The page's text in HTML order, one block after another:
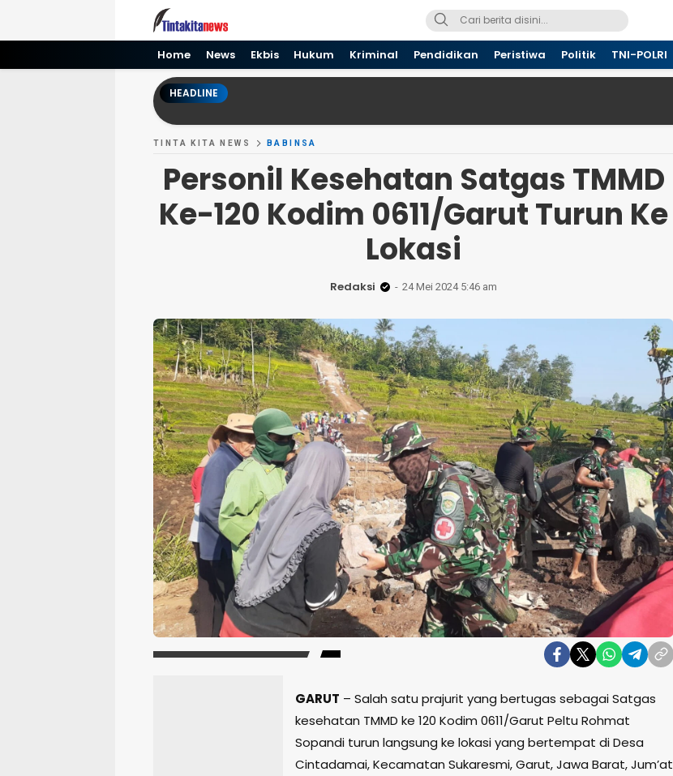
Tinta kita News
Informasi Terkini
Home News Ekbis Hukum Kriminal Pendidikan Peristiwa Politik TNI-POLRI
HEADLINE
TINTA KITA NEWS BABINSA
Personil Kesehatan Satgas TMMD
Ke-120 Kodim 0611/Garut Turun Ke
Lokasi
Redaksi 24 Mei 2024 5:46 am
GARUT – Salah satu prajurit yang bertugas sebagai Satgas
kesehatan TMMD ke 120 Kodim 0611/Garut Peltu Rohmat
Sopandi turun langsung ke lokasi yang bertempat di Desa
Cintadamai, Kecamatan Sukaresmi, Garut, Jawa Barat, Jum’at